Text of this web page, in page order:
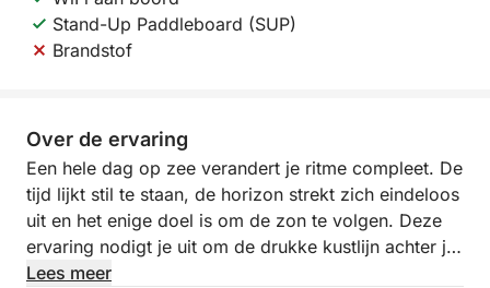
Stand-Up Paddleboard (SUP)
Brandstof
Over de ervaring
Een hele dag op zee verandert je ritme compleet. De
tijd lijkt stil te staan, de horizon strekt zich eindeloos
uit en het enige doel is om de zon te volgen. Deze
ervaring nodigt je uit om de drukke kustlijn achter je
te laten en de Middellandse Zee op een rustigere,
Lees meer